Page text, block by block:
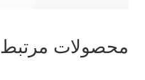
محصولات مرتبط